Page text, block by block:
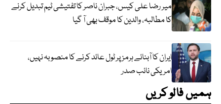
میر رضا علی کیس، جبران ناصر کا تفتیشی ٹیم تبدیل کرنے
کا مطالبہ، والدین کا موقف بھی آ گیا
ایران کا آبنائے ہرمز پر ٹول عائد کرنے کا منصوبہ نہیں،
امریکی نائب صدر
ہمیں فالو کریں